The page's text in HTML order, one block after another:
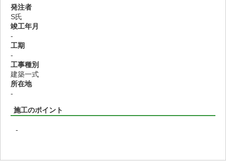
発注者
S氏
竣工年月
-
工期
-
工事種別
建築一式
所在地
-
施工のポイント
-